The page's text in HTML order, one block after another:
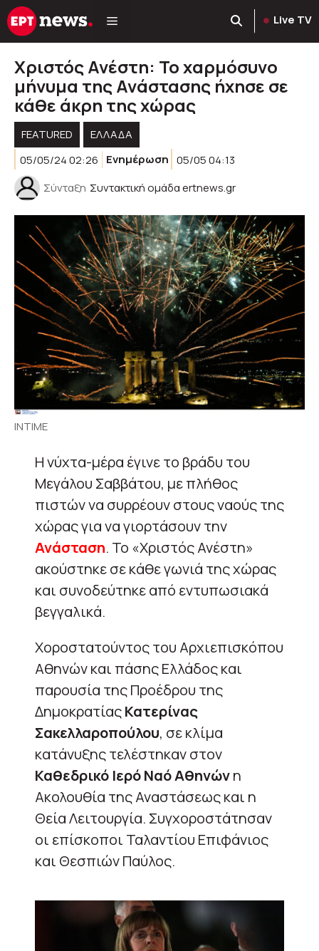
Μετάβαση
σε
Live TV
Χριστός Ανέστη: Το χαρμόσυνο
μήνυμα της Ανάστασης ήχησε σε
κάθε άκρη της χώρας
FEATURED
ΕΛΛΑΔΑ
05/05/24 02:26
Ενημέρωση 05/05 04:13
Σύνταξη Συντακτική ομάδα ertnews.gr
INTIME
Η νύχτα-μέρα έγινε το βράδυ του
Μεγάλου Σαββάτου, με πλήθος
πιστών να συρρέουν στους ναούς της
χώρας για να γιορτάσουν την
Ανάσταση. Το «Χριστός Ανέστη»
ακούστηκε σε κάθε γωνιά της χώρας
και συνοδεύτηκε από εντυπωσιακά
βεγγαλικά.
Χοροστατούντος του Αρχιεπισκόπου
Αθηνών και πάσης Ελλάδος και
παρουσία της Προέδρου της
ΔημοκρατίαςΚατερίνας
Σακελλαροπούλου, σε κλίμα
κατάνυξης τελέστηκαν στον
Καθεδρικό Ιερό Ναό Αθηνώνη
Ακολουθία της Αναστάσεως και η
Θεία Λειτουργία. Συγχοροστάτησαν
οι επίσκοποι Ταλαντίου Επιφάνιος
και Θεσπιών Παύλος.